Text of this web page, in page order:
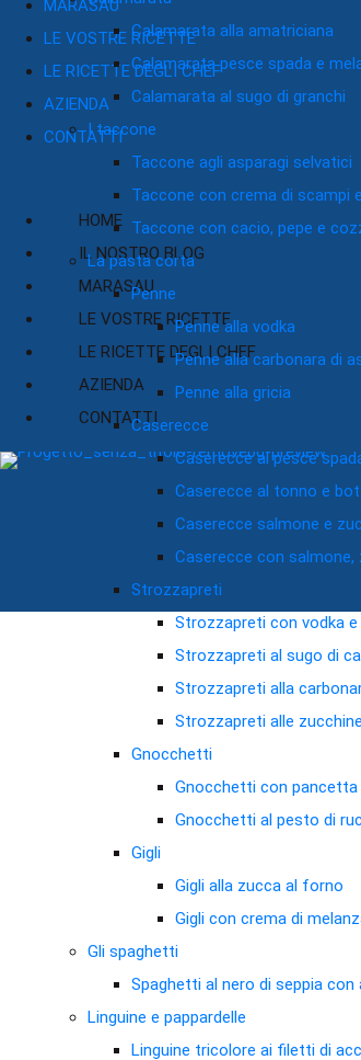
Calamarata alla amatriciana
Calamarata pesce spada e
Calamarata al sugo di granchi
I taccone
Taccone agli asparagi selvatici
Taccone con crema di scampi
Taccone con cacio, pepe e
La pasta corta
Penne
Penne alla vodka
Penne alla carbonara di
Penne alla gricia
Caserecce
Caserecce al pesce
Caserecce al tonno e
Caserecce salmone e
Caserecce con
Strozzapreti
Strozzapreti con vodka e
Strozzapreti al sugo di
Strozzapreti alla
Strozzapreti alle
Gnocchetti
Gnocchetti con
Gnocchetti al pesto di
Gigli
Gigli alla zucca al forno
Gigli con crema di
Gli spaghetti
Spaghetti al nero di seppia
Linguine e pappardelle
Linguine tricolore ai filetti di
MARASAU
LE VOSTRE RICETTE
LE RICETTE DEGLI CHEF
AZIENDA
CONTATTI
HOME
IL NOSTRO BLOG
MARASAU
LE VOSTRE RICETTE
LE RICETTE DEGLI CHEF
AZIENDA
CONTATTI